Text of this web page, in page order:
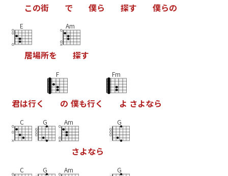
この街 で 僕ら 探す 僕らの
E
居場所を
Am
探す
君は行く
F
の 僕も行く
Fm
よ さよなら
C G Am
さよなら
G
C G Am G